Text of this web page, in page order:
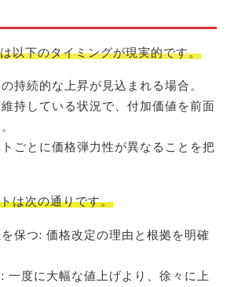
以下のタイミングが現実的です。
持続的な上昇が見込まれる場合。
持している状況で、付加価値を前面
ごとに価格弾力性が異なることを把
は次の通りです。
保つ: 価格改定の理由と根拠を明確
一度に大幅な値上げより、徐々に上